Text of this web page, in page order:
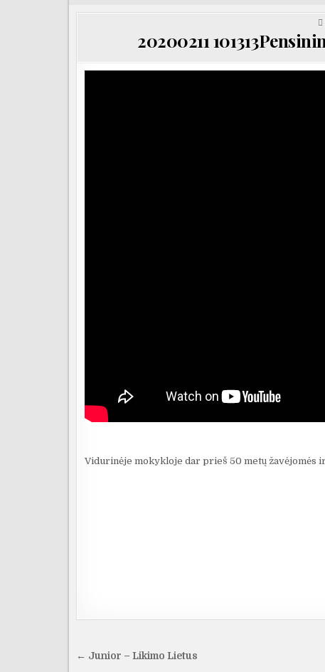
20200211
Vidurinėje mokykloje dar prieš 50 metų žavėjomės
Navigacija
← Junior – Likimo Lietus